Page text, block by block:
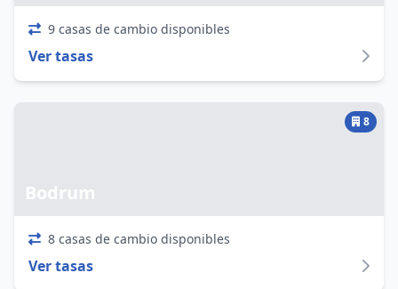
9 casas de cambio disponibles
Ver tasas
Bodrum
8
8 casas de cambio disponibles
Ver tasas